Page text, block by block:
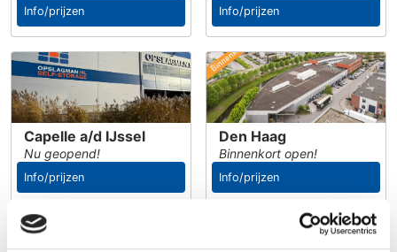
Info/prijzen Info/prijzen
Capelle a/d IJssel
Nu geopend!
Info/prijzen
Den Haag
Binnenkort open!
Info/prijzen